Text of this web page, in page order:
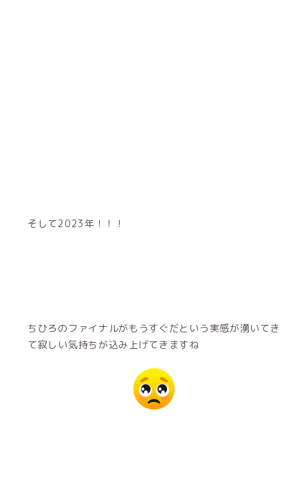
そして2023年！！！
ちひろのファイナルがもうすぐだという実感が湧いてき
て寂しい気持ちが込み上げてきますね